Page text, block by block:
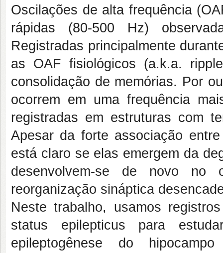
Oscilações de alta frequência
rápidas (80-500 Hz)
Registradas principalmente
as OAF fisiológicos (a.k.a.
consolidação de memórias. Por
ocorrem em uma frequência
registradas em estruturas com
Apesar da forte associação
está claro se elas emergem da
desenvolvem-se de novo
reorganização sináptica
Neste trabalho, usamos
status epilepticus para
epileptogênese do